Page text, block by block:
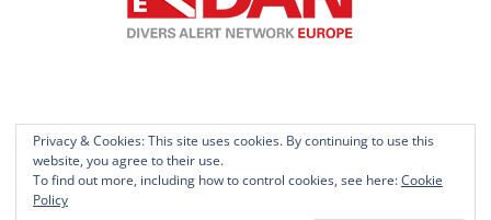
© Scuba Libre 2016
ScubaWeb by Janne Helminen
Privacy & Cookies: This site uses cookies. By continuing to use this
website, you agree to their use.
To find out more, including how to control cookies, see here:Cookie
Policy